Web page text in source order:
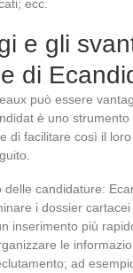
ecc.
e gli
di
può essere
è uno
di facilitare così il
candidature:
i dossier
inserimento più
le
ad